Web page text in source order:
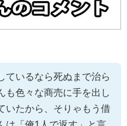
ているなら死ぬまで治ら
も色々な商売に手を出し
いたから、そりゃもう借